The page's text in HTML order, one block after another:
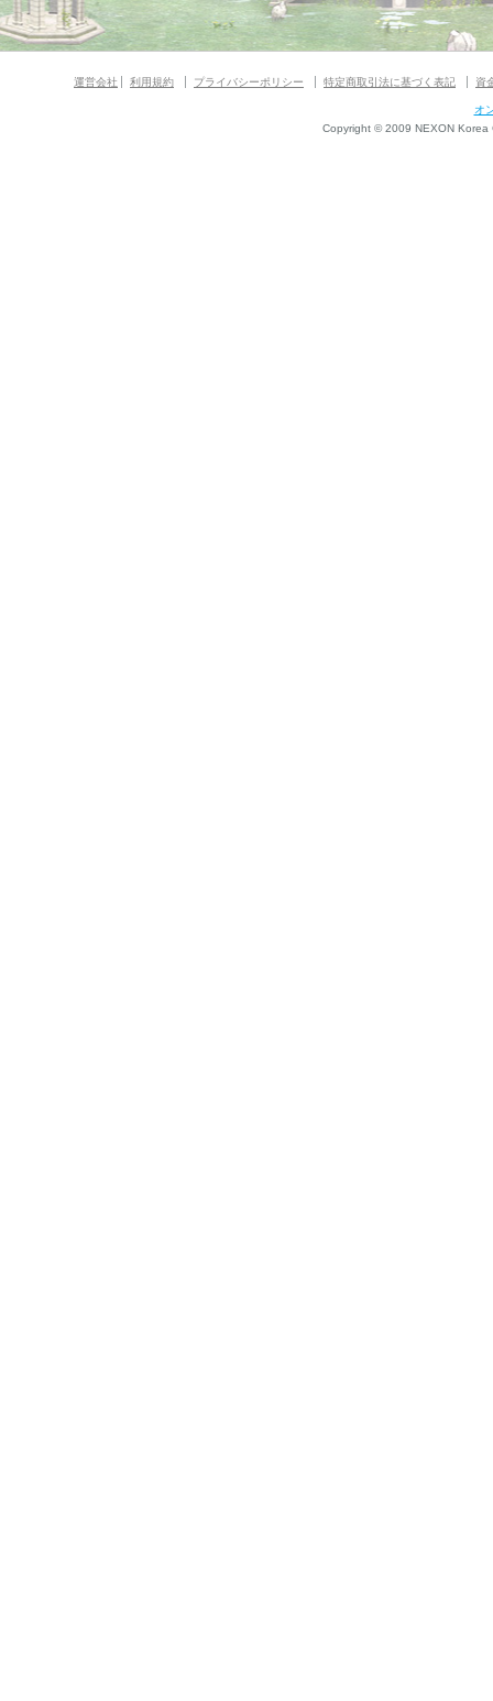
運営会社 利用規約 プライバシーポリシー 特定商取引法に基づく表記 資
オ
Copyright © 2009 NEXON Korea